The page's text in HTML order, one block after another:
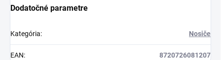
Dodatočné parametre
Kategória: Nosiče
EAN: 8720726081207